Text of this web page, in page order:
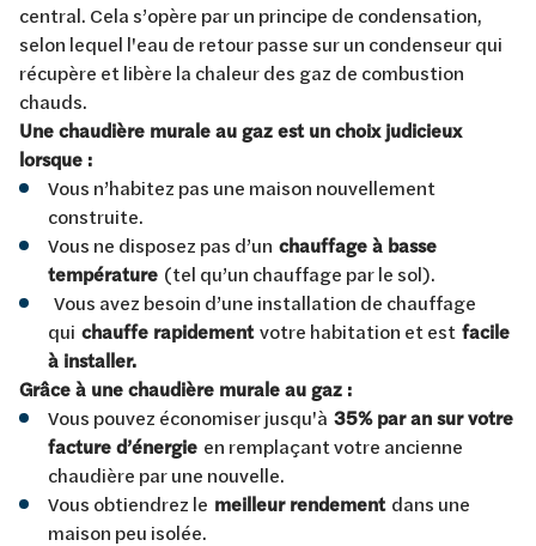
central. Cela s’opère par un principe de condensation,
selon lequel l'eau de retour passe sur un condenseur qui
récupère et libère la chaleur des gaz de combustion
chauds.
Une chaudière murale au gaz est un choix judicieux
lorsque :
Vous n’habitez pas une maison nouvellement
construite.
Vous ne disposez pas d’un chauffage à basse
température (tel qu’un chauffage par le sol).
Vous avez besoin d’une installation de chauffage
qui chauffe rapidementvotre habitation et est facile
à installer.
Grâce à une chaudière murale au gaz :
Vous pouvez économiser jusqu'à 35% par an sur votre
facture d’énergie en remplaçant votre ancienne
chaudière par une nouvelle.
Vous obtiendrez le meilleur rendementdans une
maison peu isolée.